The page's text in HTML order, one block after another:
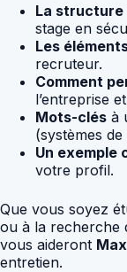
La structure
stage en
Les
recruteur.
Comment
l’entreprise
Mots-clés à
(systèmes
Un exemple
votre profil.
Que vous soyez
ou à la recherche
vous aideront
entretien.